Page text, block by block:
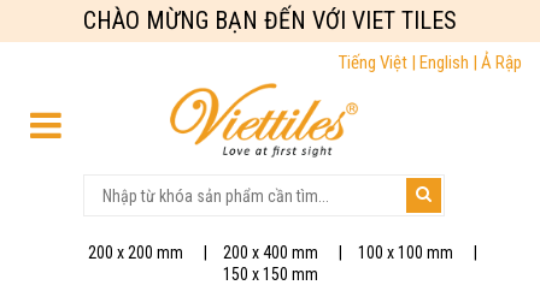
CHÀO MỪNG BẠN ĐẾN VỚI VIET TILES
Tiếng Việt | English | Ả Rập
200 x 200 mm 200 x 400 mm
100 x 100 mm
150 x 150 mm